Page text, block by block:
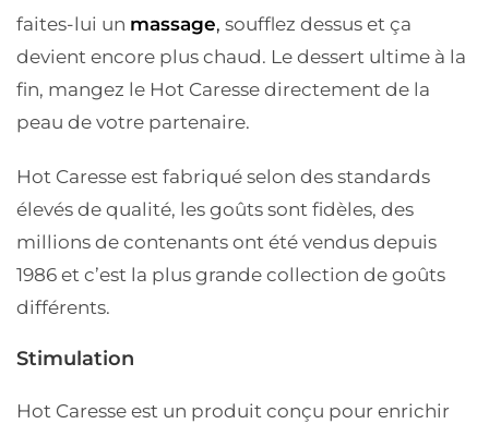
faites-lui un massage, soufflez dessus et ça
devient encore plus chaud. Le dessert ultime à la
fin, mangez le Hot Caresse directement de la
peau de votre partenaire.
Hot Caresse est fabriqué selon des standards
élevés de qualité, les goûts sont fidèles, des
millions de contenants ont été vendus depuis
1986 et c’est la plus grande collection de goûts
différents.
Stimulation
Hot Caresse est un produit conçu pour enrichir